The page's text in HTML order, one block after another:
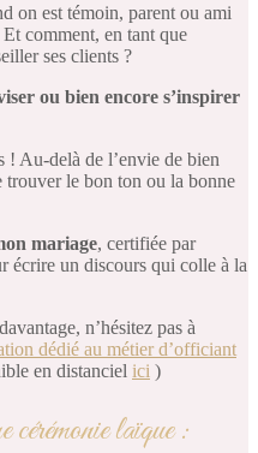
on est témoin, parent ou ami
comment, en tant que
ses clients ?
ou bien encore s’inspirer
! Au-delà de l’envie de bien
trouver le bon ton ou la bonne
mariage, certifiée par
écrire un discours qui colle à la
n’hésitez pas à
dédié au métier d’officiant
en distanciel ici )
laïque :